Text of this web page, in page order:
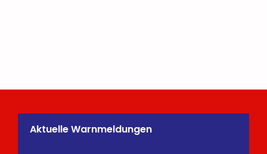
Aktuelle Warnmeldungen